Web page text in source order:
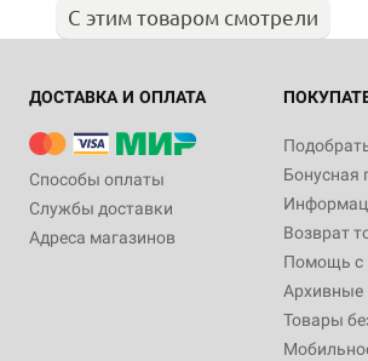
С этим товаром смотрели
ДОСТАВКА И ОПЛАТА
Способы оплаты
Службы доставки
Адреса магазинов
Бонусная
Возврат
Помощь с
Архивные
Товары